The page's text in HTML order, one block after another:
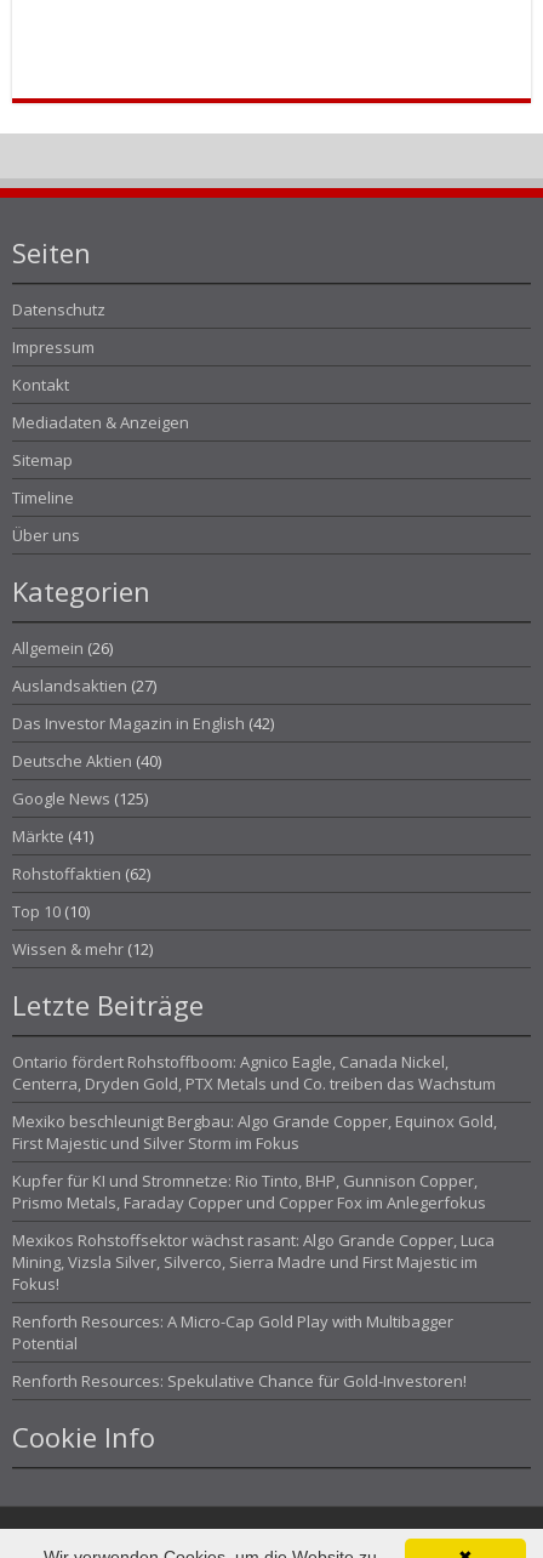
Seiten
Datenschutz
Impressum
Kontakt
Mediadaten & Anzeigen
Sitemap
Timeline
Über uns
Kategorien
Allgemein (26)
Auslandsaktien (27)
Das Investor Magazin in English (42)
Deutsche Aktien (40)
Google News (125)
Märkte (41)
Rohstoffaktien (62)
Top 10 (10)
Wissen & mehr (12)
Letzte Beiträge
Ontario fördert Rohstoffboom: Agnico Eagle, Canada Nickel,
Centerra, Dryden Gold, PTX Metals und Co. treiben das Wachstum
Mexiko beschleunigt Bergbau: Algo Grande Copper, Equinox Gold,
First Majestic und Silver Storm im Fokus
Kupfer für KI und Stromnetze: Rio Tinto, BHP, Gunnison Copper,
Prismo Metals, Faraday Copper und Copper Fox im Anlegerfokus
Mexikos Rohstoffsektor wächst rasant: Algo Grande Copper, Luca
Mining, Vizsla Silver, Silverco, Sierra Madre und First Majestic im
Fokus!
Renforth Resources: A Micro-Cap Gold Play with Multibagger
Potential
Renforth Resources: Spekulative Chance für Gold-Investoren!
Cookie Info